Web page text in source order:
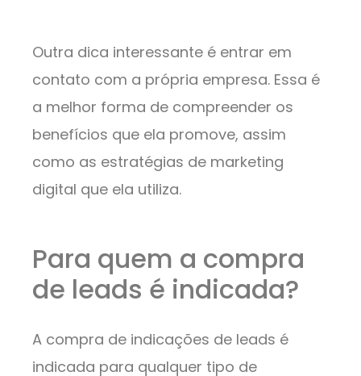
Outra dica interessante é entrar em
contato com a própria empresa. Essa é
a melhor forma de compreender os
benefícios que ela promove, assim
como as estratégias de marketing
digital que ela utiliza.
Para quem a compra
de leads é indicada?
A compra de indicações de leads é
indicada para qualquer tipo de